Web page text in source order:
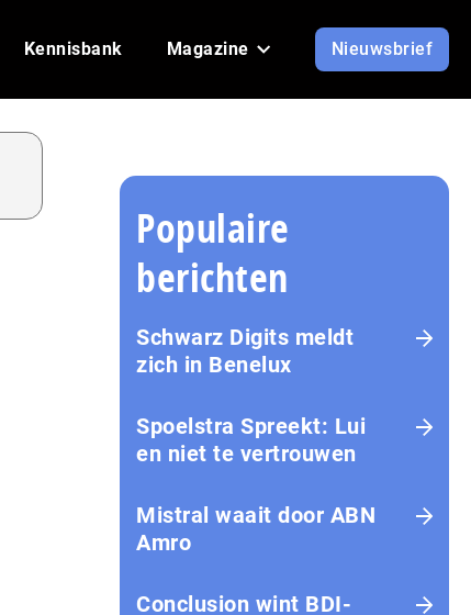
Kennisbank Magazine Nieuwsbrief
Populaire
berichten
Schwarz Digits meldt
zich in Benelux
Spoelstra Spreekt: Lui
en niet te vertrouwen
Mistral waait door ABN
Amro
Conclusion wint BDI-